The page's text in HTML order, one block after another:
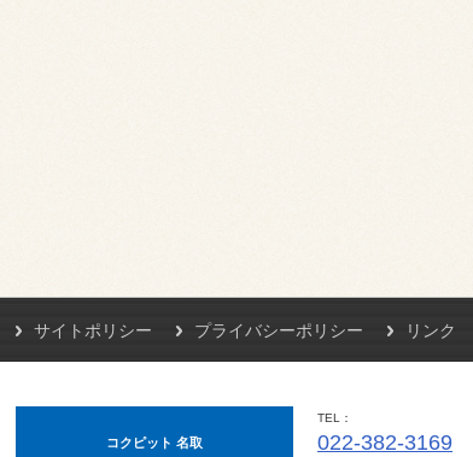
サイトポリシー プライバシーポリシー リンク
コクピット 名取
TEL
022-382-3169